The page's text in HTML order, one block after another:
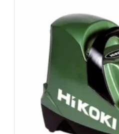
complet. Assurance bris de